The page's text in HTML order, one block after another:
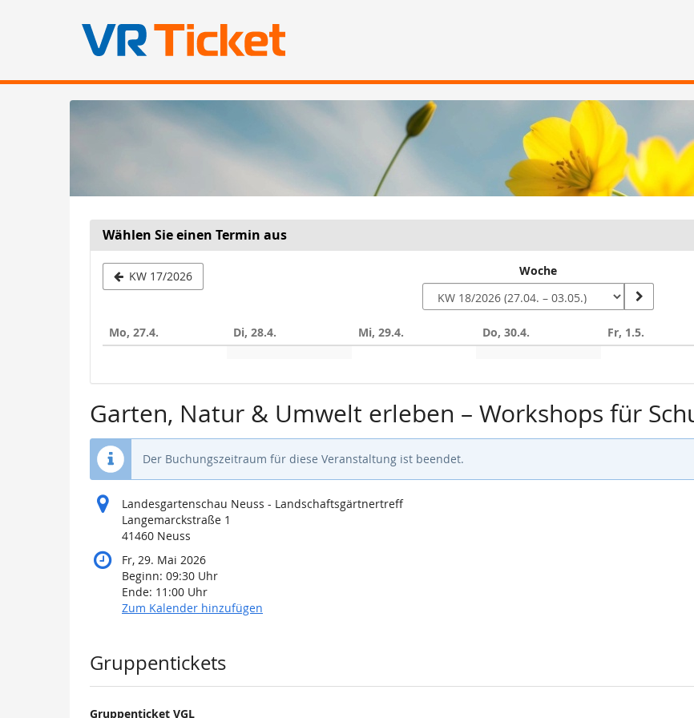
Wählen Sie einen Termin aus
KW 17/2026
auswählen
Woche
Mo, 27.4. Di, 28.4. Mi, 29.4. Do, 30.4. Fr, 1.5.
Garten, Natur & Umwelt erleben – Workshops für
Der Buchungszeitraum für diese Veranstaltung ist beendet.
Landesgartenschau Neuss - Landschaftsgärtnertreff
Langemarckstraße 1
41460 Neuss
Fr, 29. Mai 2026
Beginn: 09:30 Uhr
Ende: 11:00 Uhr
Zum Kalender hinzufügen
Produkte
Gruppentickets
Gruppenticket VGL